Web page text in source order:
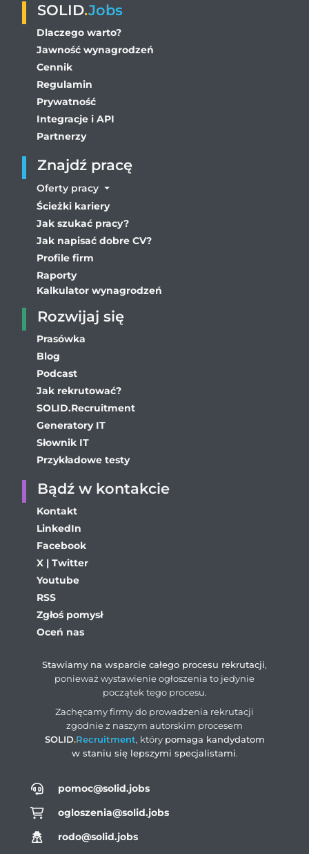
pomoc@solid.jobs
ogloszenia@solid.jobs
rodo@solid.jobs
SOLID.Jobs
Dlaczego warto?
Jawność wynagrodzeń
Cennik
Regulamin
Prywatność
Integracje i API
Partnerzy
Znajdź pracę
Oferty pracy
Ścieżki kariery
Jak szukać pracy?
Jak napisać dobre CV?
Profile firm
Raporty
Kalkulator wynagrodzeń
Rozwijaj się
Prasówka
Blog
Podcast
Jak rekrutować?
SOLID.Recruitment
Generatory IT
Słownik IT
Przykładowe testy
Bądź w kontakcie
Kontakt
LinkedIn
Facebook
X | Twitter
Youtube
RSS
Zgłoś pomysł
Oceń nas
Stawiamy na wsparcie całego procesu rekrutacji,
ponieważ wystawienie ogłoszenia to jedynie
początek tego procesu.
Zachęcamy firmy do prowadzenia rekrutacji
zgodnie z naszym autorskim procesem
SOLID.Recruitment, który pomaga kandydatom
w staniu się lepszymi specjalistami.